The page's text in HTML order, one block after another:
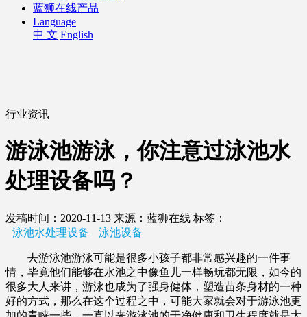
蓝狮在线产品
Language
中 文 English
行业资讯
游泳池游泳，你注意过泳池水
处理设备吗？
发稿时间：2020-11-13 来源：蓝狮在线 标签：
泳池水处理设备
泳池设备
去游泳池游泳可能是很多小孩子都非常感兴趣的一件事
情，毕竟他们能够在水池之中像鱼儿一样畅玩都无限，如今的
很多大人来讲，游泳也成为了强身健体，塑造苗条身材的一种
好的方式，那么在这个过程之中，可能大家就会对于游泳池更